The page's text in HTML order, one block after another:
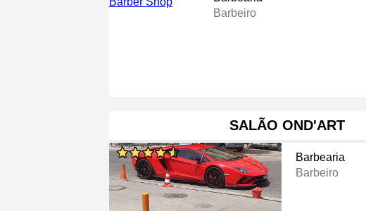
Barbeiro
SALÃO OND'ART
Barbearia
Barbeiro